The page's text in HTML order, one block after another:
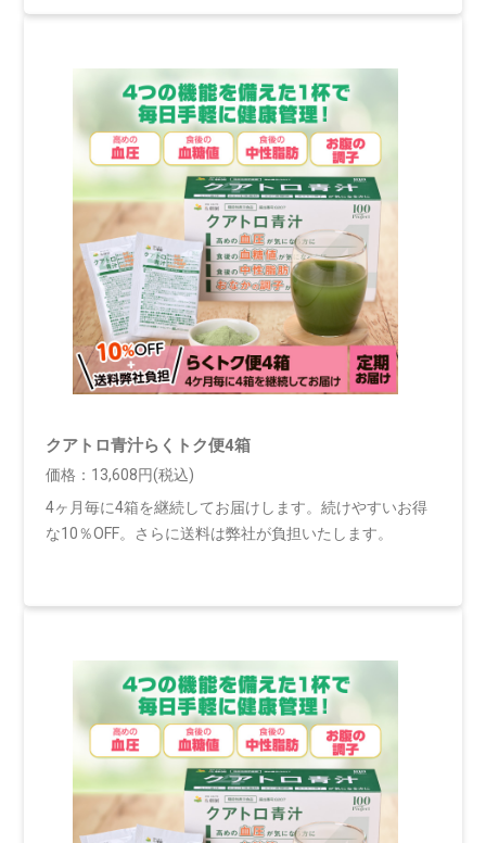
クアトロ青汁らくトク便4箱
価格：13,608円(税込)
4ヶ月毎に4箱を継続してお届けします。続けやすいお得
な10％OFF。さらに送料は弊社が負担いたします。